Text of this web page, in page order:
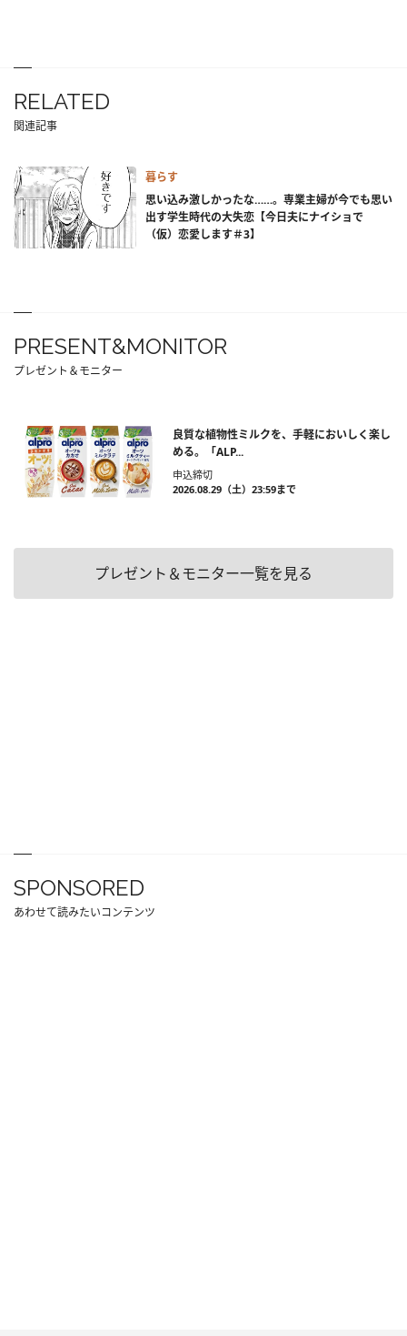
RELATED
関連記事
暮らす
思い込み激しかったな……。専業主婦が今でも思い
出す学生時代の大失恋【今日夫にナイショで
（仮）恋愛します＃3】
PRESENT&MONITOR
プレゼント＆モニター
良質な植物性ミルクを、手軽においしく楽し
める。「ALP...
申込締切
2026.08.29（土）23:59まで
プレゼント＆モニター一覧を見る
SPONSORED
あわせて読みたいコンテンツ